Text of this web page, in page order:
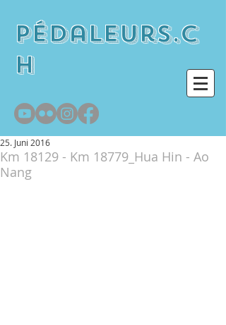
pédaleurs.c
h
Km 18129 - Km 18779_Hua Hin - Ao
Nang
25. Juni 2016